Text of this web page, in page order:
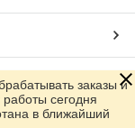
заказы и
сегодня
в ближайший